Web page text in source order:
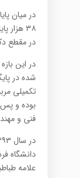
در ميان
۳۸
در مقطع
در اين
شده در
بوده و پس
فنی و
دانشگاه
علامه